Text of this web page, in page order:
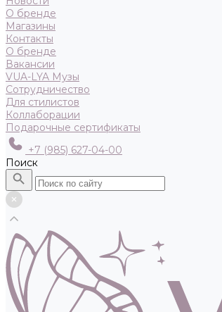
О бренде
Магазины
Контакты
О бренде
Вакансии
VUA-LYA Музы
Сотрудничество
Для стилистов
Коллаборации
Подарочные сертификаты
+7 (985) 627-04-00
Поиск